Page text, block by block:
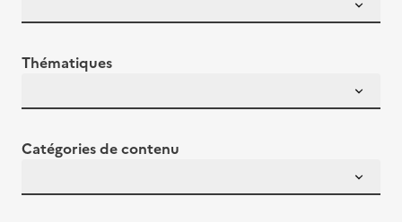
Thématiques
Catégories de contenu